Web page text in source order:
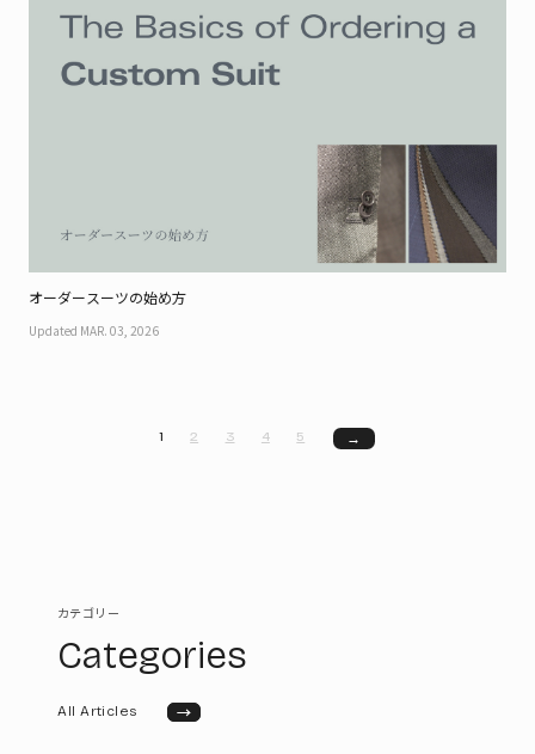
オーダースーツの始め方
Updated MAR. 03, 2026
1 2 3 4 5 →
カテゴリー
Categories
All Articles →